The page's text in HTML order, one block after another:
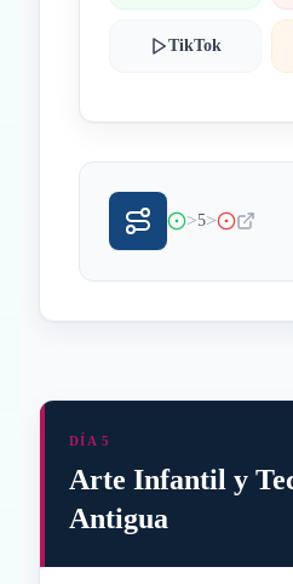
TikTok
>5>
DÍA 5
Arte Infantil y
Antigua